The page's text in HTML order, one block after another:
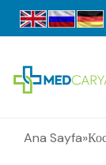
Ana Sayfa»